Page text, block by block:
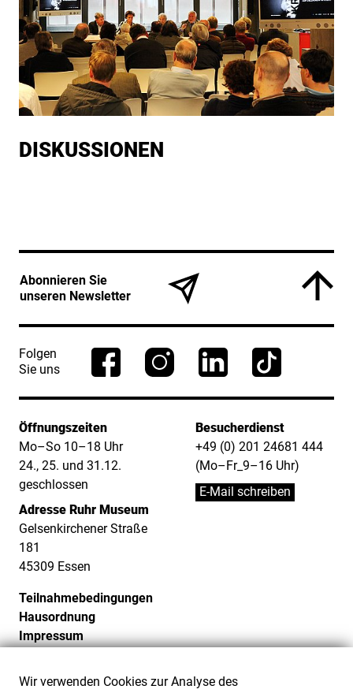
Wir verwenden Cookies zur Analyse des
DIS­KUS­SIO­NEN
Abonnieren Sie
unseren Newsletter
Folgen
Sie uns
Öffnungszeiten
Mo–So 10–18 Uhr
24., 25. und 31.12.
geschlossen
Adresse Ruhr Museum
Gelsenkirchener Straße
181
45309 Essen
Besucherdienst
+49 (0) 201 24681 444
(Mo–Fr_9–16 Uhr)
E-Mail schreiben
Teilnahmebedingungen
Hausordnung
Impressum
Cookie-Einstellungen